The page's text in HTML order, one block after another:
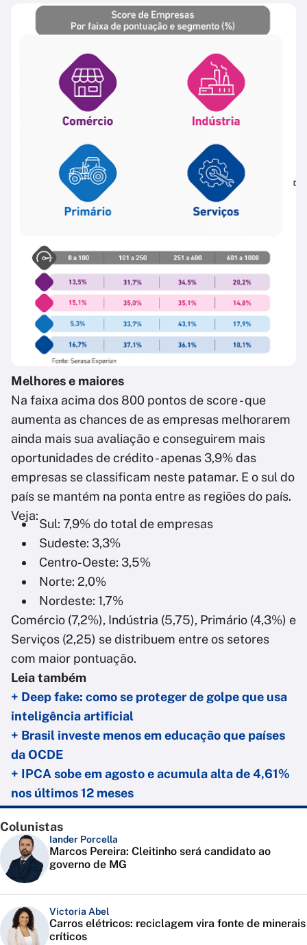
Melhores e maiores
Na faixa acima dos 800 pontos de score - que
aumenta as chances de as empresas melhorarem
ainda mais sua avaliação e conseguirem mais
oportunidades de crédito - apenas 3,9% das
empresas se classificam neste patamar. E o sul do
país se mantém na ponta entre as regiões do país.
Veja:
Sul: 7,9% do total de empresas
Sudeste: 3,3%
Centro-Oeste: 3,5%
Norte: 2,0%
Nordeste: 1,7%
Comércio (7,2%), Indústria (5,75), Primário (4,3%) e
Serviços (2,25) se distribuem entre os setores
com maior pontuação.
Leia também
+ Deep fake: como se proteger de golpe que usa
inteligência artificial
+ Brasil investe menos em educação que países
da OCDE
+ IPCA sobe em agosto e acumula alta de 4,61%
nos últimos 12 meses
Colunistas
Iander Porcella
Marcos Pereira: Cleitinho será candidato ao
governo de MG
Victoria Abel
Carros elétricos: reciclagem vira fonte de minerais
críticos